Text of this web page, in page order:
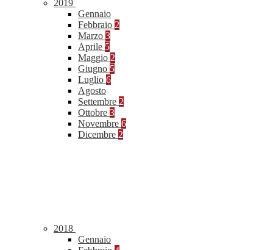
2019
Gennaio
Febbraio 2
Marzo 3
Aprile 5
Maggio 2
Giugno 5
Luglio 6
Agosto
Settembre 2
Ottobre 3
Novembre 6
Dicembre 2
2018
Gennaio